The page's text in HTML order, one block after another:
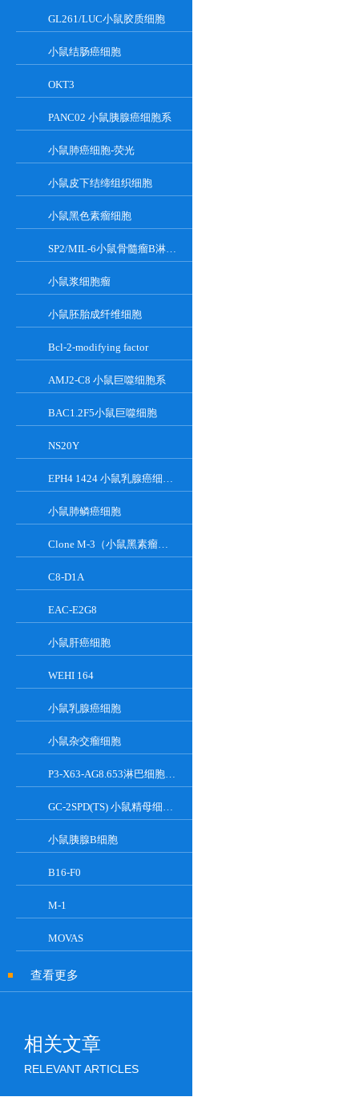
GL261/LUC小鼠胶质细胞
小鼠结肠癌细胞
OKT3
PANC02 小鼠胰腺癌细胞系
小鼠肺癌细胞-荧光
小鼠皮下结缔组织细胞
小鼠黑色素瘤细胞
SP2/MIL-6小鼠骨髓瘤B淋巴悬浮细胞系
小鼠浆细胞瘤
小鼠胚胎成纤维细胞
Bcl-2-modifying factor
AMJ2-C8 小鼠巨噬细胞系
BAC1.2F5小鼠巨噬细胞
NS20Y
EPH4 1424 小鼠乳腺癌细胞系
小鼠肺鳞癌细胞
Clone M-3（小鼠黑素瘤细胞）
C8-D1A
EAC-E2G8
小鼠肝癌细胞
WEHI 164
小鼠乳腺癌细胞
小鼠杂交瘤细胞
P3-X63-AG8.653淋巴细胞小鼠骨髓瘤细胞
GC-2SPD(TS) 小鼠精母细胞系
小鼠胰腺Β细胞
B16-F0
M-1
MOVAS
查看更多
相关文章
RELEVANT ARTICLES